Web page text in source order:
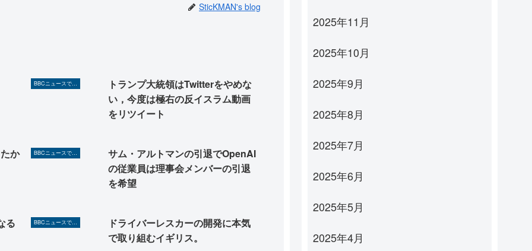
SticKMAN's blog
BBCニュースで英語を勉強しよう（TOEIC対策に！）
トランプ大統領はTwitterをやめな
い，今度は極右の反イスラム動画
をリツイート
か BBCニュースで英語を勉強しよう（TOEIC対策に！）
サム・アルトマンの引退でOpenAI
の従業員は理事会メンバーの引退
を希望
る BBCニュースで英語を勉強しよう（TOEIC対策に！）
ドライバーレスカーの開発に本気
で取り組むイギリス。
2025年11月
2025年10月
2025年9月
2025年8月
2025年7月
2025年6月
2025年5月
2025年4月